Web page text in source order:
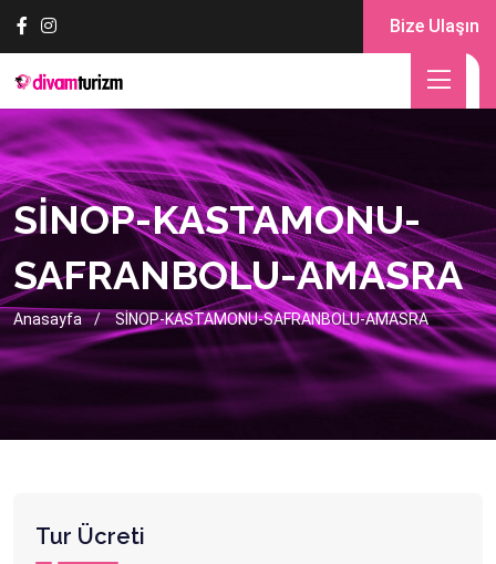
Bize Ulaşın
SİNOP-KASTAMONU-
SAFRANBOLU-AMASRA
Anasayfa SİNOP-KASTAMONU-SAFRANBOLU-AMASRA
Tur Ücreti